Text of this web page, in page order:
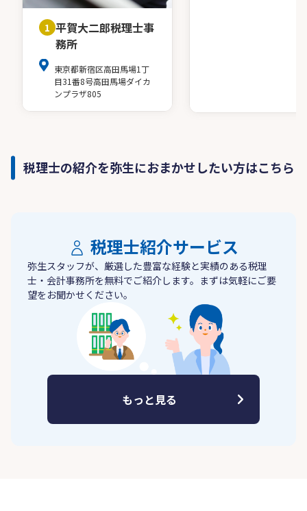
1 平賀大二郎税理士事
務所
東京都新宿区高田馬場1丁
目31番8号高田馬場ダイカ
ンプラザ805
税理士の紹介を弥生におまかせしたい方はこちら
税理士紹介サービス
弥生スタッフが、厳選した豊富な経験と実績のある税理
士・会計事務所を無料でご紹介します。まずは気軽にご要
望をお聞かせください。
もっと見る